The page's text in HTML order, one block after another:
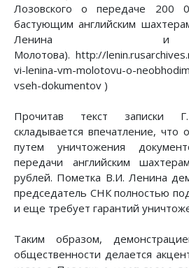
Лозовского о передаче 200
бастующим английским
Ленина
Молотова). http://
vi-lenina-vm-molotovu-o-
vseh-dokumentov )
Прочитав текст записки
складывается впечатление, что
путем уничтожения
передачи английским
рублей. Пометка В.И. Ленина
председатель СНК полностью
и еще требует гарантий
Таким образом,
общественности делается